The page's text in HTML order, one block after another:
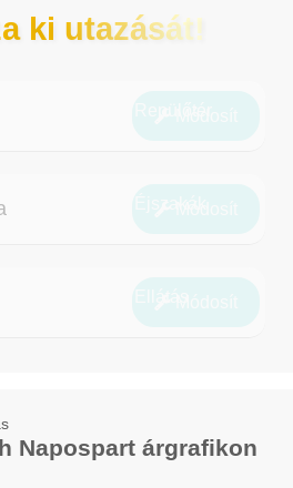
ki utazását!
Napospart árgrafikon